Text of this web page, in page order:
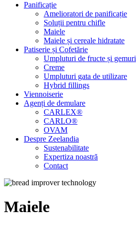
Panificație
Amelioratori de panificație
Soluții pentru chifle
Maiele
Maiele și cereale hidratate
Patiserie și Cofetărie
Umpluturi de fructe și gemuri
Creme
Umpluturi gata de utilizare
Hybrid fillings
Viennoiserie
Agenți de demulare
CARLEX®
CARLO®
OVAM
Despre Zeelandia
Sustenabilitate
Expertiza noastră
Contact
Maiele